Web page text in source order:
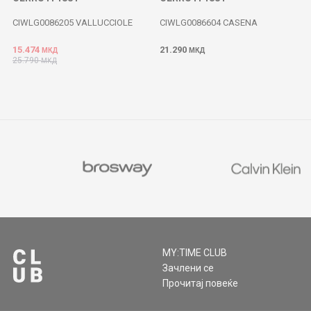
CIWLG0086205 VALLUCCIOLE
15.474 МКД
25.790МКД
CIWLG0086604 CASENA
21.290 МКД
MY:TIME CLUB
Зачлени се
Прочитај повеќе